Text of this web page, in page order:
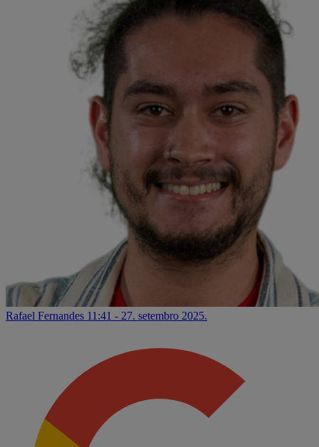
Rafael Fernandes 11:41 - 27. setembro 2025.